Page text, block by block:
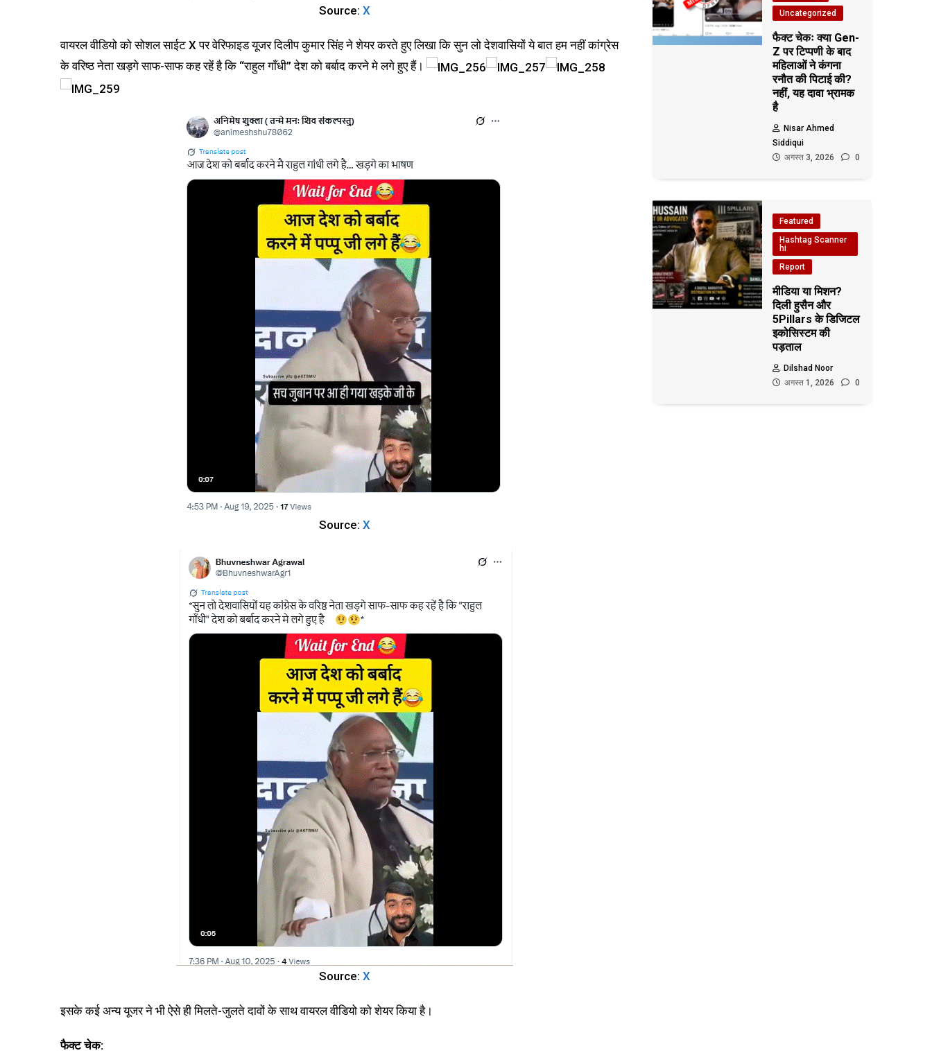
Source: X
वायरल वीडियो को सोशल साईट X पर वेरिफाइड यूजर दिलीप कुमार सिंह ने शेयर करते हुए लिखा कि सुन लो देशवासियों ये बात हम नहीं कांग्रेस
के वरिष्ठ नेता खड़गे साफ-साफ कह रहें है कि “राहुल गाँधी” देश को बर्बाद करने मे लगे हुए हैं।
Source: X
Source: X
इसके कई अन्य यूजर ने भी ऐसे ही मिलते-जुलते दावों के साथ वायरल वीडियो को शेयर किया है।
फैक्ट चेक:
Uncategorized
फैक्ट चेकः क्या Gen-
Z पर टिप्पणी के बाद
महिलाओं ने कंगना
रनौत की पिटाई की?
नहीं, यह दावा भ्रामक
है
Nisar Ahmed
Siddiqui
अगस्त 3, 2026
0
Featured
Hashtag Scanner
hi
Report
मीडिया या मिशन?
दिली हुसैन और
5Pillars के डिजिटल
इकोसिस्टम की
पड़ताल
Dilshad Noor
अगस्त 1, 2026
0